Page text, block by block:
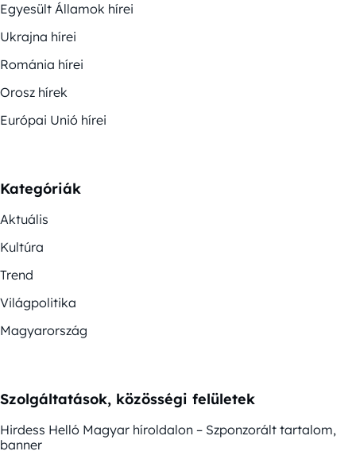
Egyesült Államok hírei
Ukrajna hírei
Románia hírei
Orosz hírek
Európai Unió hírei
Kategóriák
Aktuális
Kultúra
Trend
Világpolitika
Magyarország
Szolgáltatások, közösségi felületek
Hirdess Helló Magyar híroldalon – Szponzorált tartalom,
banner